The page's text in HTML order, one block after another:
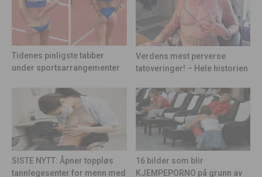
Tidenes pinligste tabber
under sportsarrangementer
Verdens mest perverse
tatoveringer! – Hele historien
SISTE NYTT: Åpner toppløs
tannlegesenter for menn med
16 bilder som blir
KJEMPEPORNO på grunn av